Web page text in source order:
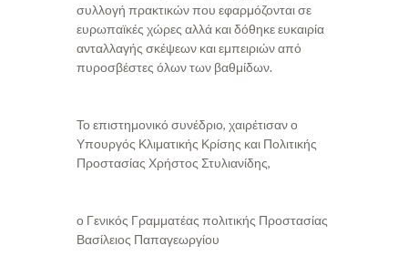
συλλογή πρακτικών που εφαρμόζονται σε
ευρωπαϊκές χώρες αλλά και δόθηκε ευκαιρία
ανταλλαγής σκέψεων και εμπειριών από
πυροσβέστες όλων των βαθμίδων.
Το επιστημονικό συνέδριο, χαιρέτισαν ο
Υπουργός Κλιματικής Κρίσης και Πολιτικής
Προστασίας Χρήστος Στυλιανίδης,
ο Γενικός Γραμματέας πολιτικής Προστασίας
Βασίλειος Παπαγεωργίου